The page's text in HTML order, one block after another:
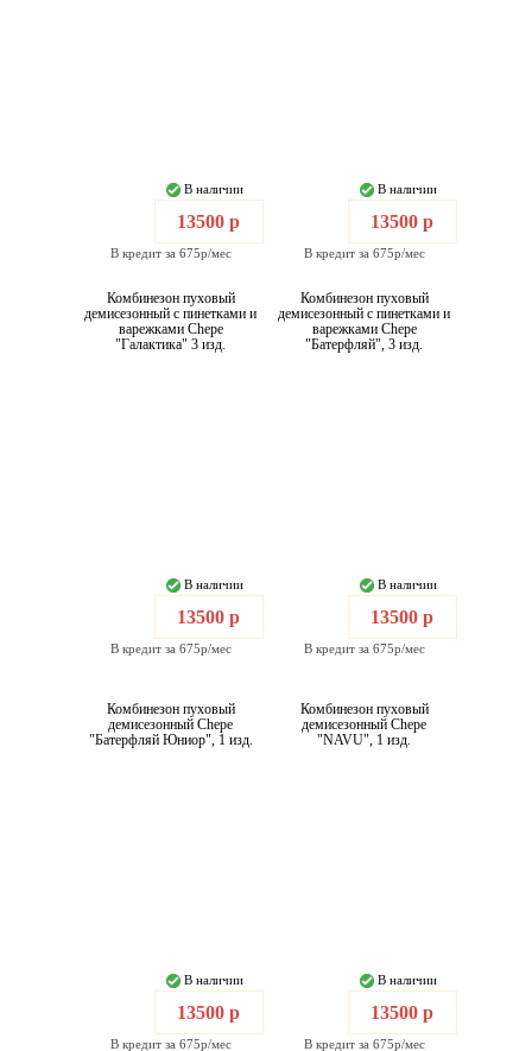
В наличии
13500 р
В кредит за 675р/мес
В наличии
13500 р
В кредит за 675р/мес
Комбинезон пуховый
демисезонный с пинетками и
варежками Chepe
"Галактика" 3 изд.
В наличии
13500 р
В кредит за 675р/мес
Комбинезон пуховый
демисезонный с пинетками и
варежками Chepe
"Батерфляй", 3 изд.
В наличии
13500 р
В кредит за 675р/мес
Комбинезон пуховый
демисезонный Chepe
"Батерфляй Юниор", 1 изд.
В наличии
13500 р
В кредит за 675р/мес
Комбинезон пуховый
демисезонный Chepe
"NAVU", 1 изд.
В наличии
13500 р
В кредит за 675р/мес